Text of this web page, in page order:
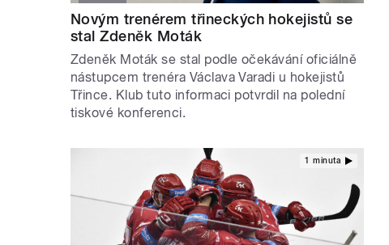
Novým trenérem třineckých hokejistů se
stal Zdeněk Moták
Zdeněk Moták se stal podle očekávání oficiálně
nástupcem trenéra Václava Varadi u hokejistů
Třince. Klub tuto informaci potvrdil na polední
tiskové konferenci.
1 minuta